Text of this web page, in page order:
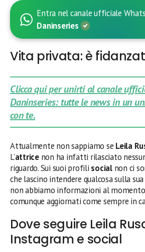
Entra nel canale ufficiale
Daninseries
Vita privata: è
Clicca qui per unirti al canale
Daninseries: tutte le news in un
con te.
Attualmente non sappiamo se Leila
L’attricenon ha infatti rilasciato
riguardo. Sui suoi profili socialnon ci
che lascino intendere qualcosa sulla sua
non abbiamo informazioni al
comunque aggiornati come sempre in
Dove seguire Leila
Instagram e social